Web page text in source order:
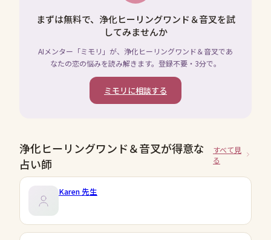
まずは無料で、浄化ヒーリングワンド＆音叉を試
してみませんか
AIメンター「ミモリ」が、浄化ヒーリングワンド＆音叉であ
なたの恋の悩みを読み解きます。登録不要・3分で。
ミモリに相談する
浄化ヒーリングワンド＆音叉が得意な
占い師
すべて見
る
Karen先生